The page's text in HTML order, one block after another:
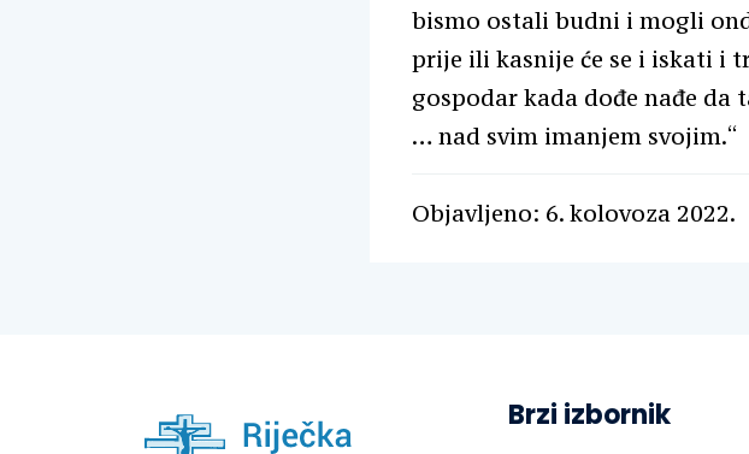
bismo ostali budni i mogli
prije ili kasnije će se i iskati i
gospodar kada dođe nađe da
… nad svim imanjem svojim.“
Objavljeno: 6. kolovoza 2022.
Brzi izbornik